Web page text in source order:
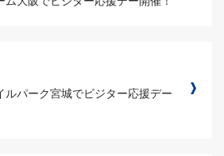
ルパーク宮城でビジター応援デー